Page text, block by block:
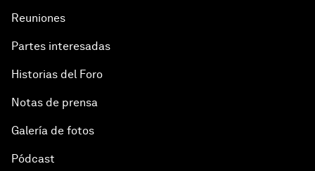
Reuniones
Partes interesadas
Historias del Foro
Notas de prensa
Galería de fotos
Pódcast